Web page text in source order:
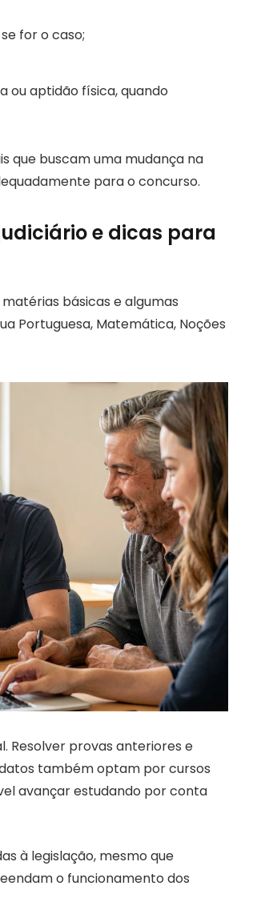
for o caso;
ou aptidão física, quando
que buscam uma mudança na
para o concurso.
e dicas para
básicas e algumas
Portuguesa, Matemática, Noções
Resolver provas anteriores e
também optam por cursos
avançar estudando por conta
à legislação, mesmo que
o funcionamento dos